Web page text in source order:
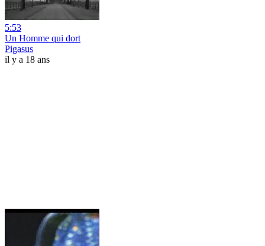
5:53
Un Homme qui dort
Pigasus
il y a 18 ans